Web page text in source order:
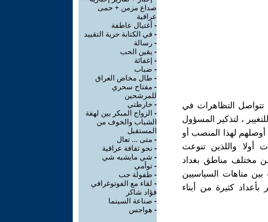
تتواصل التظاهرات في
، لتذكير المسؤول
أوصلهم لهذا المنصب أو
واللذين تنوعت
مختلف مناطق بغداد
متاهات السياسيين
ساحة التحرير بأعداد كثيرة من أبناء
صداع مزمن + حمى
عراقية
- أغتيال عاطفة
- في الكتابة حرية التقييد
- رسالة
- يقين الحب
- إغفائة
- ضباب
- طال مخاض العراق
- مفتاح سحري
للمرشحين
- خارطتي
- الزواج المبكر بين لهفة
الشباب والخوف من
المستقبل
- متى ... تعال
- نحو ثقافة عراقية
- شي مايشبه شي
- توأمي
- طفولة حب
- لقاء مع الفوتوغرافي
فؤاد شاكر
- صناعة السينما
- هواجس